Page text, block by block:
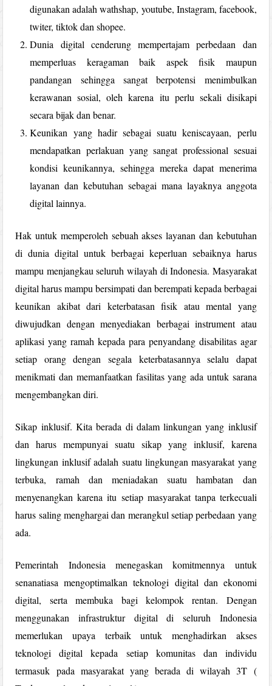
digunakan adalah wathshap, youtube, Instagram, facebook,
twiter, tiktok dan shopee.
Dunia digital cenderung mempertajam perbedaan dan
memperluas keragaman baik aspek fisik maupun
pandangan sehingga sangat berpotensi menimbulkan
kerawanan sosial, oleh karena itu perlu sekali disikapi
secara bijak dan benar.
Keunikan yang hadir sebagai suatu keniscayaan, perlu
mendapatkan perlakuan yang sangat professional sesuai
kondisi keunikannya, sehingga mereka dapat menerima
layanan dan kebutuhan sebagai mana layaknya anggota
digital lainnya.
Hak untuk memperoleh sebuah akses layanan dan kebutuhan
di dunia digital untuk berbagai keperluan sebaiknya harus
mampu menjangkau seluruh wilayah di Indonesia. Masyarakat
digital harus mampu bersimpati dan berempati kepada berbagai
keunikan akibat dari keterbatasan fisik atau mental yang
diwujudkan dengan menyediakan berbagai instrument atau
aplikasi yang ramah kepada para penyandang disabilitas agar
setiap orang dengan segala keterbatasannya selalu dapat
menikmati dan memanfaatkan fasilitas yang ada untuk sarana
mengembangkan diri.
Sikap inklusif. Kita berada di dalam linkungan yang inklusif
dan harus mempunyai suatu sikap yang inklusif, karena
lingkungan inklusif adalah suatu lingkungan masyarakat yang
terbuka, ramah dan meniadakan suatu hambatan dan
menyenangkan karena itu setiap masyarakat tanpa terkecuali
harus saling menghargai dan merangkul setiap perbedaan yang
ada.
Pemerintah Indonesia menegaskan komitmennya untuk
senanatiasa mengoptimalkan teknologi digital dan ekonomi
digital, serta membuka bagi kelompok rentan. Dengan
menggunakan infrastruktur digital di seluruh Indonesia
memerlukan upaya terbaik untuk menghadirkan akses
teknologi digital kepada setiap komunitas dan individu
termasuk pada masyarakat yang berada di wilayah 3T (